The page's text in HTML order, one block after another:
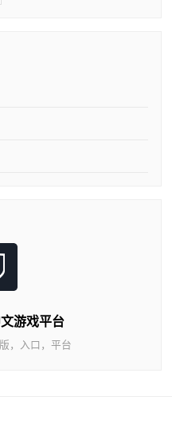
游戏平台
，入口，平台